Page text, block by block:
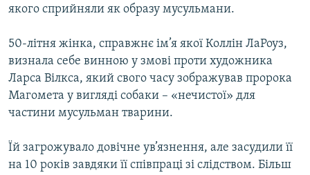
якого сприйняли як образу мусульмани.
50-літня жінка, справжнє ім’я якої Коллін ЛаРоуз,
визнала себе винною у змові проти художника
Ларса Вілкса, який свого часу зображував пророка
Магомета у вигляді собаки – «нечистої» для
частини мусульман тварини.
Їй загрожувало довічне ув’язнення, але засудили її
на 10 років завдяки її співпраці зі слідством. Більш